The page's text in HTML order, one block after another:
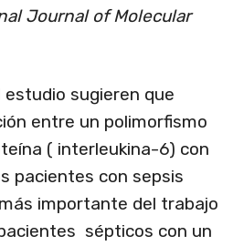
Journal of Molecular
sugieren que
entre un polimorfismo
( interleukina-6) con
pacientes con sepsis
importante del trabajo
sépticos con un